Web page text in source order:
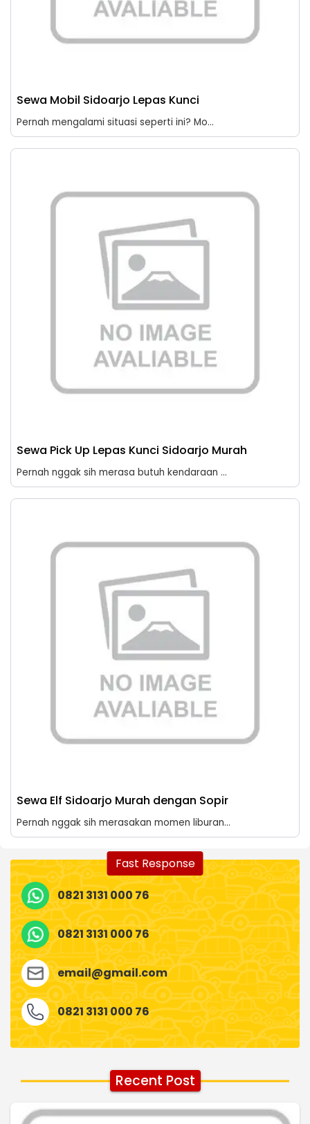
Sewa Mobil Sidoarjo Lepas Kunci
Pernah mengalami situasi seperti ini? Mo...
Sewa Pick Up Lepas Kunci Sidoarjo Murah
Pernah nggak sih merasa butuh kendaraan ...
Sewa Elf Sidoarjo Murah dengan Sopir
Pernah nggak sih merasakan momen liburan...
Fast Response
0821 3131 000 76
0821 3131 000 76
email@gmail.com
0821 3131 000 76
Recent Post